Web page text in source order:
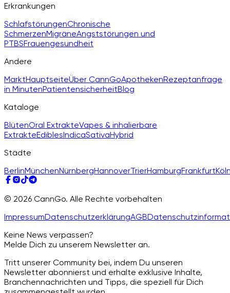
Erkrankungen
SchlafstörungenChronische
SchmerzenMigräneAngststörungen und
PTBSFrauengesundheit
Andere
MarktHauptseiteÜber CannGoApothekenRezeptanfrage
in MinutenPatientensicherheitBlog
Kataloge
BlütenOral ExtrakteVapes & inhalierbare
ExtrakteEdiblesIndicaSativaHybrid
Städte
BerlinMünchenNürnbergHannoverTrierHamburgFrankfurt
© 2026 CannGo. Alle Rechte vorbehalten
ImpressumDatenschutzerklärungAGB
Keine News verpassen?
Melde Dich zu unserem Newsletter an.
Tritt unserer Community bei, indem Du unseren
Newsletter abonnierst und erhalte exklusive Inhalte,
Branchennachrichten und Tipps, die speziell für Dich